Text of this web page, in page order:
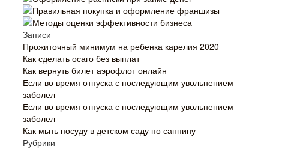
Правильная покупка и оформление франшизы
Методы оценки эффективности бизнеса
Записи
Прожиточный минимум на ребенка карелия 2020
Как сделать осаго без выплат
Как вернуть билет аэрофлот онлайн
Если во время отпуска с последующим увольнением
заболел
Если во время отпуска с последующим увольнением
заболел
Как мыть посуду в детском саду по санпину
Рубрики